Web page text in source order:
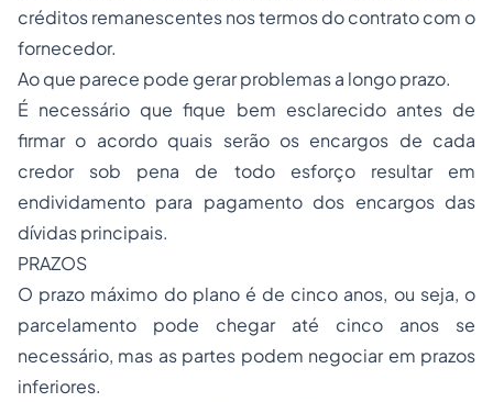
créditos remanescentes nos termos do contrato com o
fornecedor.
Ao que parece pode gerar problemas a longo prazo.
É necessário que fique bem esclarecido antes de
firmar o acordo quais serão os encargos de cada
credor sob pena de todo esforço resultar em
endividamento para pagamento dos encargos das
dívidas principais.
PRAZOS
O prazo máximo do plano é de cinco anos, ou seja, o
parcelamento pode chegar até cinco anos se
necessário, mas as partes podem negociar em prazos
inferiores.